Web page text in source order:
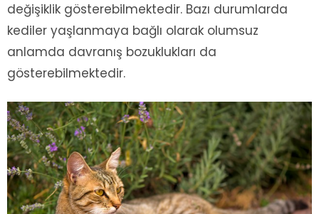
değişiklik gösterebilmektedir. Bazı durumlarda
kediler yaşlanmaya bağlı olarak olumsuz
anlamda davranış bozuklukları da
gösterebilmektedir.